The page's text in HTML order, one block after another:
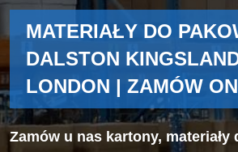
MATERIAŁY DO
DALSTON
LONDON | ZAMÓW
Zamów u nas kartony, materiały